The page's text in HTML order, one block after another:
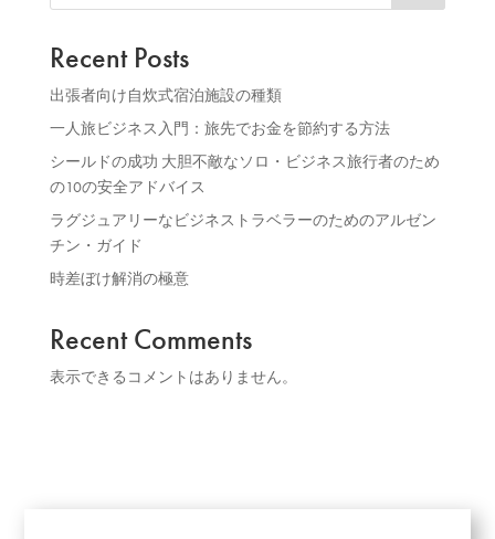
Recent Posts
出張者向け自炊式宿泊施設の種類
一人旅ビジネス入門：旅先でお金を節約する方法
シールドの成功 大胆不敵なソロ・ビジネス旅行者のため
の10の安全アドバイス
ラグジュアリーなビジネストラベラーのためのアルゼン
チン・ガイド
時差ぼけ解消の極意
Recent Comments
表示できるコメントはありません。